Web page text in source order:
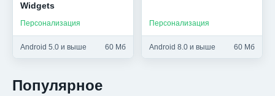
Widgets
Персонализация
Android 5.0 и выше 60 Мб
Персонализация
Android 8.0 и выше 60 Мб
Популярное